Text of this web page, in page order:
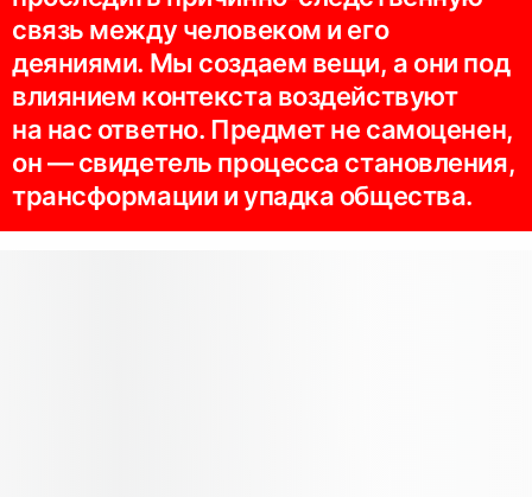
связь между человеком и его
деяниями. Мы создаем вещи, а они под
влиянием контекста воздействуют
на нас ответно. Предмет не самоценен,
он — свидетель процесса становления,
трансформации и упадка общества.